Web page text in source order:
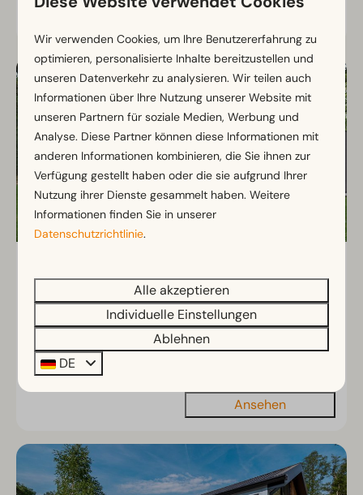
470 €
365 €
3 Nächte
2 Personen
Gelderland, Arnhem
Einige 4
Ansehen
Wir verwenden Cookies, um Ihre Benutzererfahrung zu
optimieren, personalisierte Inhalte bereitzustellen und
unseren Datenverkehr zu analysieren. Wir teilen auch
Informationen über Ihre Nutzung unserer Website mit
unseren Partnern für soziale Medien, Werbung und
Analyse. Diese Partner können diese Informationen mit
anderen Informationen kombinieren, die Sie ihnen zur
Verfügung gestellt haben oder die sie aufgrund Ihrer
Nutzung ihrer Dienste gesammelt haben. Weitere
Informationen finden Sie in unserer
Datenschutzrichtlinie.
Alle akzeptieren
Individuelle Einstellungen
Ablehnen
DE